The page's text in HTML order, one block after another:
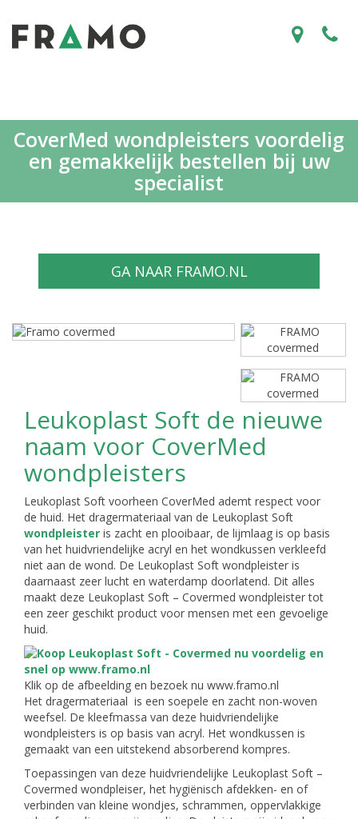
CoverMed wondpleisters voordelig
en gemakkelijk bestellen bij uw
specialist
GA NAAR FRAMO.NL
Leukoplast Soft de nieuwe
naam voor CoverMed
wondpleisters
Leukoplast Soft voorheen CoverMed ademt respect voor
de huid. Het dragermateriaal van de Leukoplast Soft
wondpleister is zacht en plooibaar, de lijmlaag is op basis
van het huidvriendelijke acryl en het wondkussen verkleefd
niet aan de wond. De Leukoplast Soft wondpleister is
daarnaast zeer lucht en waterdamp doorlatend. Dit alles
maakt deze Leukoplast Soft – Covermed wondpleister tot
een zeer geschikt product voor mensen met een gevoelige
huid.
Klik op de afbeelding en bezoek nu www.framo.nl
Het dragermateriaal is een soepele en zacht non-woven
weefsel. De kleefmassa van deze huidvriendelijke
wondpleisters is op basis van acryl. Het wondkussen is
gemaakt van een uitstekend absorberend kompres.
Toepassingen van deze huidvriendelijke Leukoplast Soft –
Covermed wondpleiser, het hygiënisch afdekken- en of
verbinden van kleine wondjes, schrammen, oppervlakkige